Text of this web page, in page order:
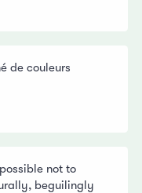
de couleurs
not to
beguilingly